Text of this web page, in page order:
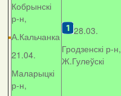
Кобрынскі
р-н,
А.Кальчанка
21.04.
Маларыцкі
р-н,
28.03.
Гродзенскі р-н,
Ж.Гулеўскі